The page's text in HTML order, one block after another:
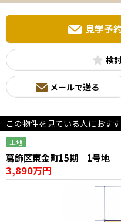
見学予
検
メールで送る
この物件を見ている人におす
土地
葛飾区東金町15期 1号地
3,890万円